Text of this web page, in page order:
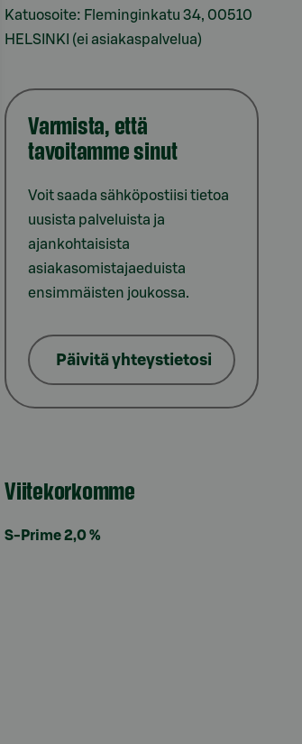
Katuosoite: Fleminginkatu 34, 00510
HELSINKI (ei asiakaspalvelua)
Varmista, että
tavoitamme sinut
Voit saada sähköpostiisi tietoa
uusista palveluista ja
ajankohtaisista
asiakasomistajaeduista
ensimmäisten joukossa.
Päivitä yhteystietosi
Viitekorkomme
S-Prime 2,0 %